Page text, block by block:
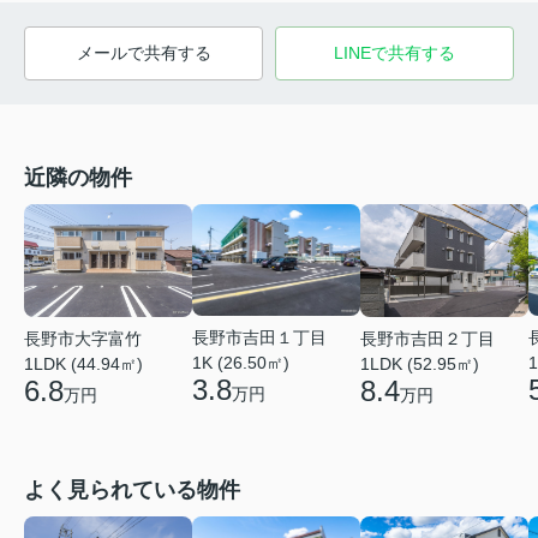
メールで共有する LINEで共有する
近隣の物件
長野市大字富竹
1LDK (44.94㎡)
6.8万円
長野市吉田１丁目
1K (26.50㎡)
3.8万円
長野市吉田２丁目
1LDK (52.95㎡)
8.4万円
よく見られている物件